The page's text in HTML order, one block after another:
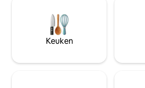
tot het openbaar vervoer, winkels, cafés
en stedelijke toegankelijkheid. Stuur
ons een bericht als je nog vragen hebt of
als je niet volledig bent besloten om bij
Keuken